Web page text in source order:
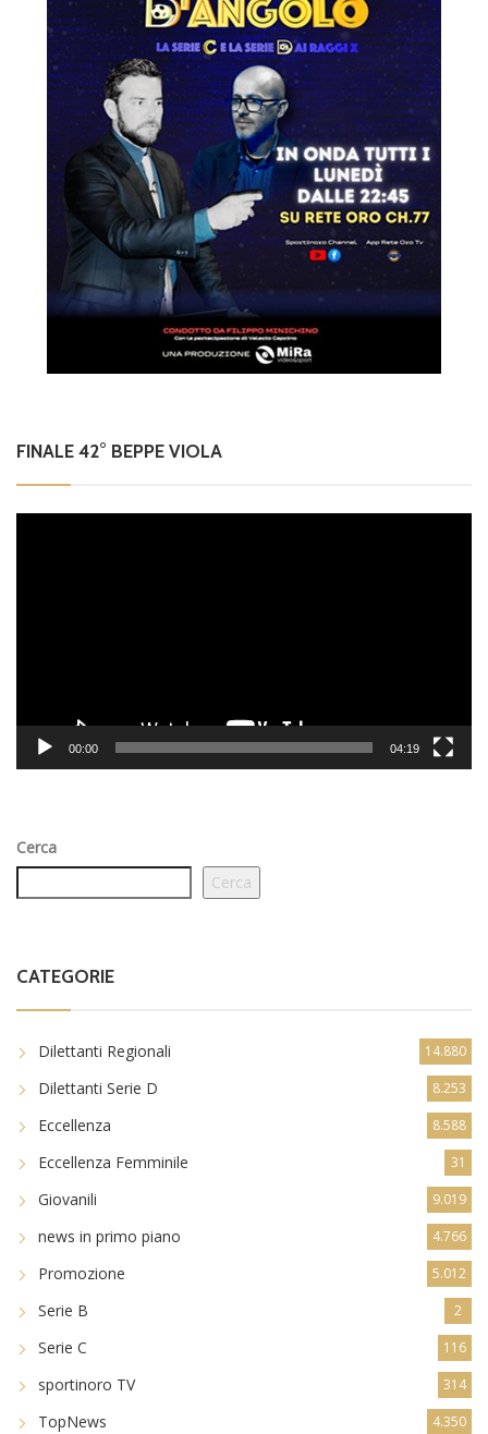
FINALE 42° BEPPE VIOLA
00:00 04:19
Cerca
Cerca
CATEGORIE
Dilettanti Regionali 14.880
Dilettanti Serie D 8.253
Eccellenza 8.588
Eccellenza Femminile 31
Giovanili 9.019
news in primo piano 4.766
Promozione 5.012
Serie B 2
Serie C 116
sportinoro TV 314
TopNews 4.350